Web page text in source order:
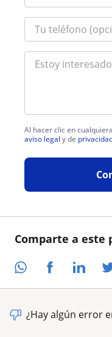
Comparte a este
Al hacer clic en
aviso legal y de
¿Hay algún error